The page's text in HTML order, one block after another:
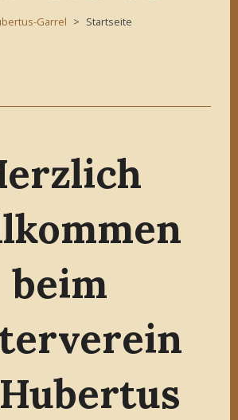
Garrel Startseite
beim